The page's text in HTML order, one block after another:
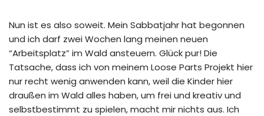
Nun ist es also soweit. Mein Sabbatjahr hat begonnen
und ich darf zwei Wochen lang meinen neuen
“Arbeitsplatz” im Wald ansteuern. Glück pur! Die
Tatsache, dass ich von meinem Loose Parts Projekt hier
nur recht wenig anwenden kann, weil die Kinder hier
draußen im Wald alles haben, um frei und kreativ und
selbstbestimmt zu spielen, macht mir nichts aus. Ich